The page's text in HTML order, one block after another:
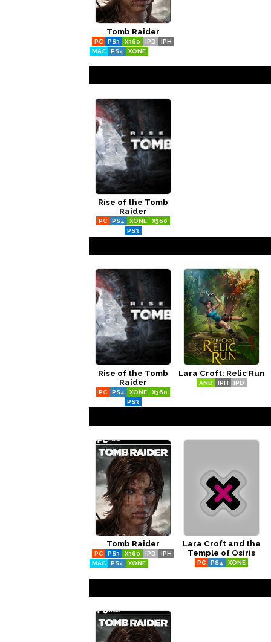
Tomb Raider
PC PS3 X360 IPD
IPH
MAC
PS4 XONE
Rise of the Tomb
Raider
PC PS4 XONE
X360
PS3
Rise of the Tomb
Raider
PC PS4 XONE
X360
PS3
Lara Croft: Relic Run
AND IPH IPD
Tomb Raider
PC PS3 X360 IPD
IPH
MAC
PS4 XONE
Lara Croft and the
Temple of Osiris
PC PS4 XONE